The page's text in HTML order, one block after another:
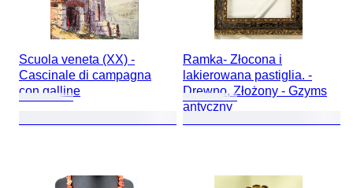
Scuola veneta (XX) -
Cascinale di campagna
con galline
Ramka- Złocona i
lakierowana pastiglia. -
Drewno, Złożony - Gzyms
antyczny